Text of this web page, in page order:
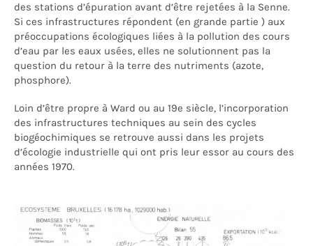
des stations d’épuration avant d’être rejetées à la Senne.
Si ces infrastructures répondent (en grande partie ) aux
préoccupations écologiques liées à la pollution des cours
d’eau par les eaux usées, elles ne solutionnent pas la
question du retour à la terre des nutriments (azote,
phosphore).
Loin d’être propre à Ward ou au 19e siècle, l’incorporation
des infrastructures techniques au sein des cycles
biogéochimiques se retrouve aussi dans les projets
d’écologie industrielle qui ont pris leur essor au cours des
années 1970.